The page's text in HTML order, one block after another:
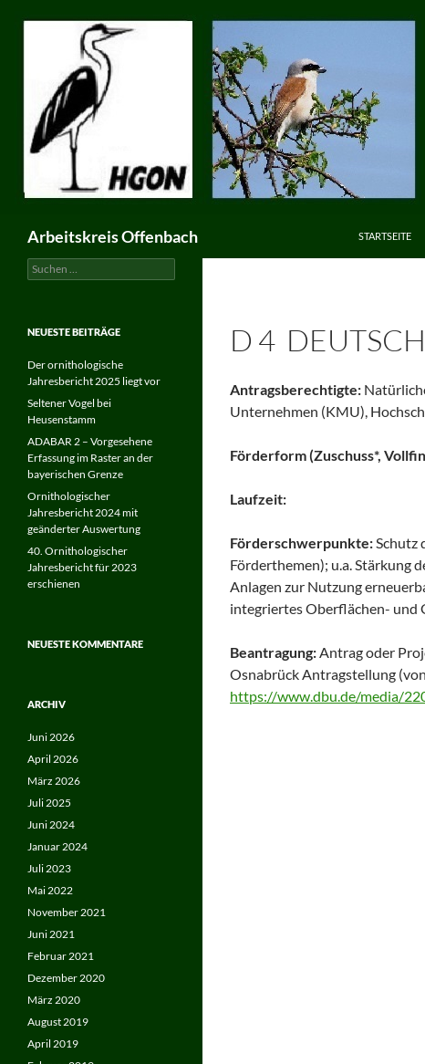
Arbeitskreis Offenbach
STARTSEITE
D 4
Antragsberechtigte:
Unternehmen (KMU),
Förderform (Zuschuss*,
Laufzeit:
Förderschwerpunkte:Schutz
Förderthemen); u.a. Stärkung
Anlagen zur Nutzung
integriertes Oberflächen- und
Beantragung:Antrag oder
Osnabrück Antragstellung
https://www.dbu.de/media/
Suchen
nach:
NEUESTE BEITRÄGE
Der ornithologische
Jahresbericht 2025 liegt vor
Seltener Vogel bei
Heusenstamm
ADABAR 2 – Vorgesehene
Erfassung im Raster an der
bayerischen Grenze
Ornithologischer
Jahresbericht 2024 mit
geänderter Auswertung
40. Ornithologischer
Jahresbericht für 2023
erschienen
NEUESTE KOMMENTARE
ARCHIV
Juni 2026
April 2026
März 2026
Juli 2025
Juni 2024
Januar 2024
Juli 2023
Mai 2022
November 2021
Juni 2021
Februar 2021
Dezember 2020
März 2020
August 2019
April 2019